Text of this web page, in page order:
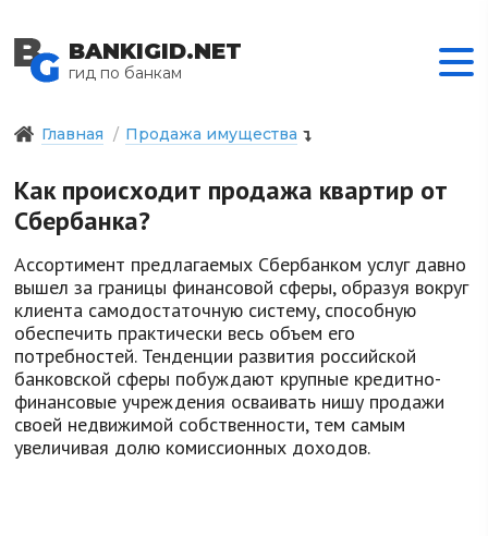
BANKIGID.NET
гид по банкам
Главная Продажа имущества
Как происходит продажа квартир от
Сбербанка?
Ассортимент предлагаемых Сбербанком услуг давно
вышел за границы финансовой сферы, образуя вокруг
клиента самодостаточную систему, способную
обеспечить практически весь объем его
потребностей. Тенденции развития российской
банковской сферы побуждают крупные кредитно-
финансовые учреждения осваивать нишу продажи
своей недвижимой собственности, тем самым
увеличивая долю комиссионных доходов.